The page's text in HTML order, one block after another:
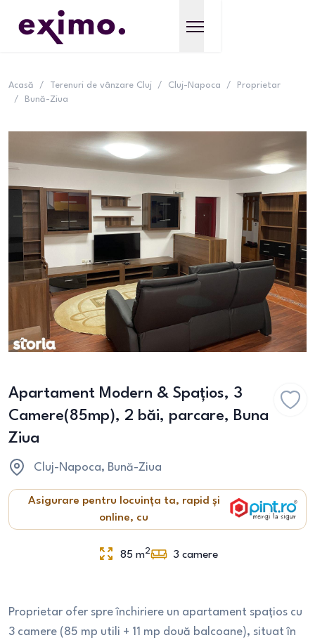
Acasă / Terenuri de vânzare Cluj / Cluj-Napoca /
Proprietar
/
Bună-Ziua
Apartament Modern & Spațios, 3
Camere(85mp), 2 băi, parcare, Buna
Ziua
Cluj-Napoca, Bună-Ziua
Asigurare pentru locuința ta, rapid și
online, cu
85 m2 3 camere
Proprietar ofer spre închiriere un apartament spațios cu
3 camere (85 mp utili + 11 mp două balcoane), situat în